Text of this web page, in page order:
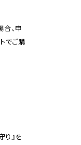
、申
でご購
り』を